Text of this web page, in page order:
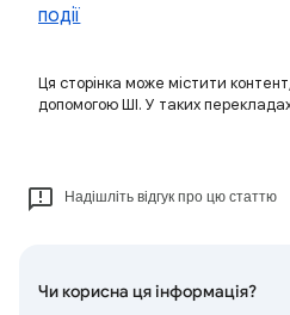
події
Ця сторінка може містити
допомогою ШІ. У таких
Надішліть відгук про цю статтю
Чи корисна ця інформація?